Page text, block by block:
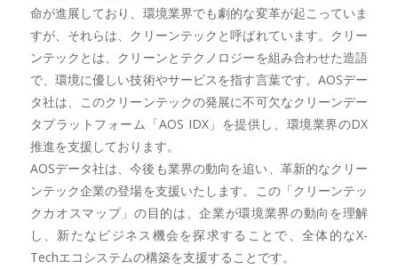
命が進展しており、環境業界でも劇的な変革が起こっていま
すが、それらは、クリーンテックと呼ばれています。クリー
ンテックとは、クリーンとテクノロジーを組み合わせた造語
で、環境に優しい技術やサービスを指す言葉です。AOSデー
タ社は、このクリーンテックの発展に不可欠なクリーンデー
タプラットフォーム「AOS IDX」を提供し、環境業界のDX
推進を支援しております。
AOSデータ社は、今後も業界の動向を追い、革新的なクリー
ンテック企業の登場を支援いたします。この「クリーンテッ
クカオスマップ」の目的は、企業が環境業界の動向を理解
し、新たなビジネス機会を探求することで、全体的なX-
Techエコシステムの構築を支援することです。